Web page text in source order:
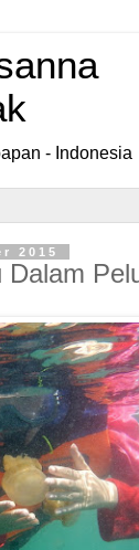
- Indonesia
2015
Dalam